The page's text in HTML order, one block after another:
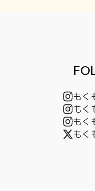
もく
もく
もく
もく